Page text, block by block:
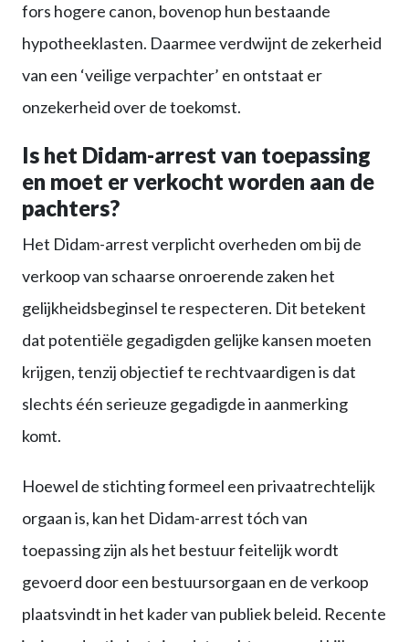
fors hogere canon, bovenop hun bestaande
hypotheeklasten. Daarmee verdwijnt de zekerheid
van een ‘veilige verpachter’ en ontstaat er
onzekerheid over de toekomst.
Is het Didam-arrest van toepassing
en moet er verkocht worden aan de
pachters?
Het Didam-arrest verplicht overheden om bij de
verkoop van schaarse onroerende zaken het
gelijkheidsbeginsel te respecteren. Dit betekent
dat potentiële gegadigden gelijke kansen moeten
krijgen, tenzij objectief te rechtvaardigen is dat
slechts één serieuze gegadigde in aanmerking
komt.
Hoewel de stichting formeel een privaatrechtelijk
orgaan is, kan het Didam-arrest tóch van
toepassing zijn als het bestuur feitelijk wordt
gevoerd door een bestuursorgaan en de verkoop
plaatsvindt in het kader van publiek beleid. Recente